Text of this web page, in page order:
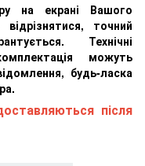
на екрані Вашого
точний
Технічні
можуть
будь-ласка
після